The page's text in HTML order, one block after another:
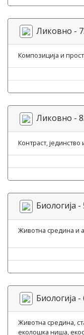
Ликовно -
Композиција и
Ликовно -
Контраст,
Биологија -
Животна средина и
Биологија -
Животна средина,
еколошка ниша,